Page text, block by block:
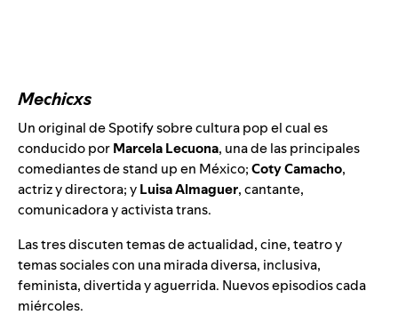
Mechicxs
Un original de Spotify sobre cultura pop el cual es
conducido porMarcela Lecuona, una de las principales
comediantes de stand up en México;Coty Camacho,
actriz y directora; yLuisa Almaguer, cantante,
comunicadora y activista trans.
Las tres discuten temas de actualidad, cine, teatro y
temas sociales con una mirada diversa, inclusiva,
feminista, divertida y aguerrida. Nuevos episodios cada
miércoles.